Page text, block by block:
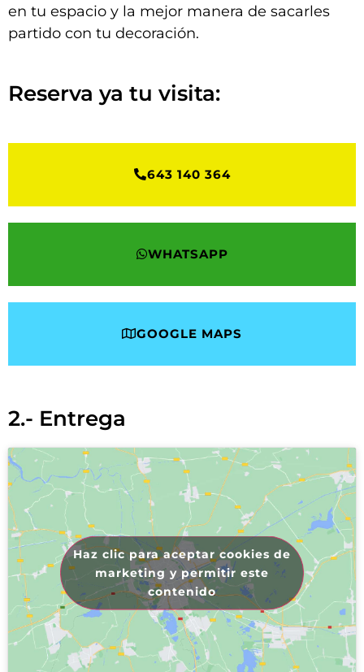
en tu espacio y la mejor manera de sacarles
partido con tu decoración.
Reserva ya tu visita:
643 140 364
WHATSAPP
GOOGLE MAPS
2.- Entrega
Haz clic para aceptar cookies de
marketing y permitir este
contenido